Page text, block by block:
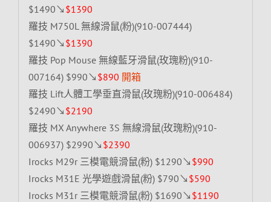
$1490↘ $1390
羅技 M750L 無線滑鼠(粉)(910-007444)
$1490↘ $1390
羅技 Pop Mouse 無線藍牙滑鼠(玫瑰粉)(910-
007164) $990↘ $890 開箱
羅技 Lift人體工學垂直滑鼠(玫瑰粉)(910-006484)
$2490↘ $2190
羅技 MX Anywhere 3S 無線滑鼠(玫瑰粉)(910-
006937) $2990↘ $2390
Irocks M29r 三模電競滑鼠(粉) $1290↘ $990
Irocks M31E 光學遊戲滑鼠(粉) $790↘ $590
Irocks M31r 三模電競滑鼠(粉) $1690↘ $1190